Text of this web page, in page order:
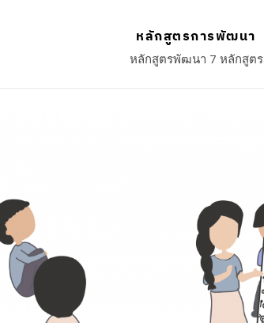
หลักสูตรการพัฒนา
หลักสูตรพัฒนา 7 หลักสูตร